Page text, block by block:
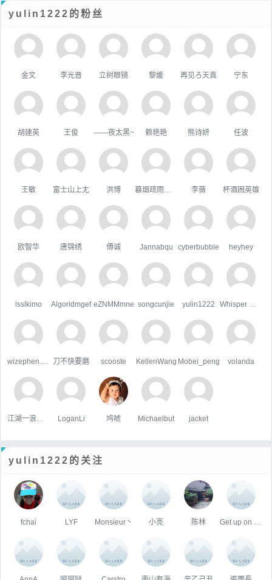
yulin1222的粉丝
金文 李光普 立树眼镜 黎媛 再见ろ天真 宁东
胡建英 王俊 ——夜太黑~ 赖艳艳 熊诗妍 任波
王敏 富士山上尢 洪博 李薇 杯酒困英雄
欧智华 唐锦绣 傅诚 Jannabqu cyberbubble heyhey
lsslkimo Algoridmgef eZNMMmne songcunjie yulin1222
刀不快要磨 scooste KellenWang Mobei_peng volanda
LoganLi 鸠唬 Michaelbut jacket
yulin1222的关注
fchai LYF Monsieur丶 小亮 陈林